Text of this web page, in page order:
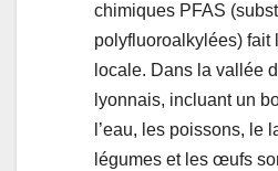
chimiques PFAS
polyfluoroalkylées) fait
locale. Dans la vallée
lyonnais, incluant un
l’eau, les poissons, le
légumes et les œufs